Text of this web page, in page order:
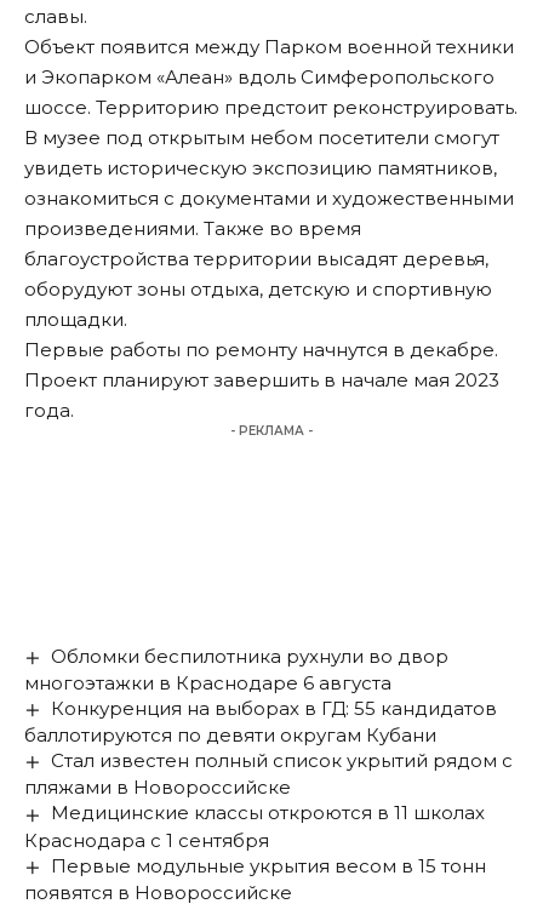
славы.
Объект появится между Парком военной техники
и Экопарком «Алеан» вдоль Симферопольского
шоссе. Территорию предстоит реконструировать.
В музее под открытым небом посетители смогут
увидеть историческую экспозицию памятников,
ознакомиться с документами и художественными
произведениями. Также во время
благоустройства территории высадят деревья,
оборудуют зоны отдыха, детскую и спортивную
площадки.
Первые работы по ремонту начнутся в декабре.
Проект планируют завершить в начале мая 2023
года.
- РЕКЛАМА -
Обломки беспилотника рухнули во двор
многоэтажки в Краснодаре 6 августа
Конкуренция на выборах в ГД: 55 кандидатов
баллотируются по девяти округам Кубани
Стал известен полный список укрытий рядом с
пляжами в Новороссийске
Медицинские классы откроются в 11 школах
Краснодара с 1 сентября
Первые модульные укрытия весом в 15 тонн
появятся в Новороссийске